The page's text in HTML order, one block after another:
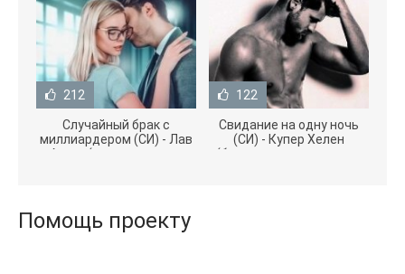
212
Случайный брак с
миллиардером (СИ) - Лав
Агата (полная версия
122
Свидание на одну ночь
(СИ) - Купер Хелен
(бесплатные серии книг
Помощь проекту